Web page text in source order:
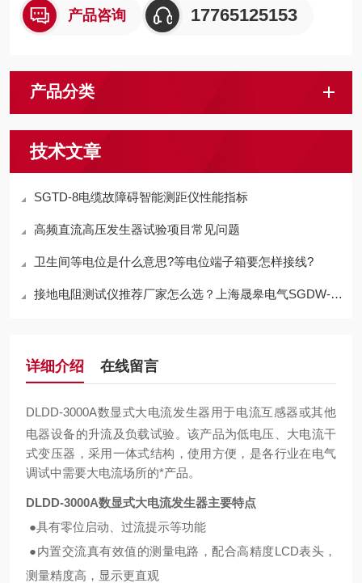
产品咨询 17765125153
产品分类
技术文章
SGTD-8电缆故障碍智能测距仪性能指标
高频直流高压发生器试验项目常见问题
卫生间等电位是什么意思?等电位端子箱要怎样接线?
接地电阻测试仪推荐厂家怎么选？上海晟皋电气SGDW-3A详解
详细介绍 在线留言
DLDD-3000A数显式大电流发生器 用于电流互感器或其他
电器设备的升流及负载试验。该产品为低电压、大电流干
式变压器，采用一体式结构，使用方便，是各行业在电气
调试中需要大电流场所的*产品。
DLDD-3000A数显式大电流发生器主要特点
●具有零位启动、过流提示等功能
●内置交流真有效值的测量电路，配合高精度LCD表头，
测量精度高，显示更直观